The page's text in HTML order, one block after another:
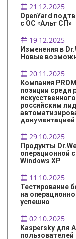
21.12.2025
OpenYard
с ОС «Альт СП»
19.12.2025
Изменения в
Новые
20.11.2025
Компания
позиции среди
российским
29.10.2025
Продукты
операционной
Windows XP
11.10.2025
Тестирование
на
успешно
02.10.2025
Kaspersky для